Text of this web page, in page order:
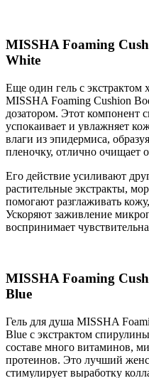
MISSHA Foaming
White
Еще один гель с экстрактом
MISSHA Foaming Cushion
дозатором. Этот компонент
успокаивает и увлажняет
влаги из эпидермиса,
пленочку, отлично очищает
Его действие усиливают
растительные экстракты,
помогают разглаживать
Ускоряют заживление
воспринимает
MISSHA Foaming
Blue
Гель для душа MISSHA
Blue с экстрактом
составе много витаминов,
протеинов. Это лучший
стимулирует выработку